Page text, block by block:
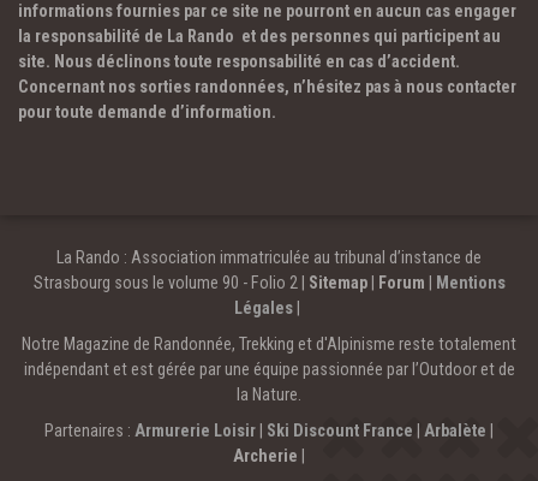
informations fournies par ce site ne pourront en aucun cas engager
la responsabilité de La Rando et des personnes qui participent au
site. Nous déclinons toute responsabilité en cas d’accident.
Concernant nos sorties randonnées, n’hésitez pas à nous contacter
pour toute demande d’information.
La Rando : Association immatriculée au tribunal d’instance de
Strasbourg sous le volume 90 - Folio 2 | Sitemap| Forum
Mentions
Légales
Notre Magazine de Randonnée, Trekking et d'Alpinisme reste totalement
indépendant et est gérée par une équipe passionnée par l’Outdoor et de
la Nature.
Partenaires : Armurerie Loisir Ski Discount France Arbalète
Archerie